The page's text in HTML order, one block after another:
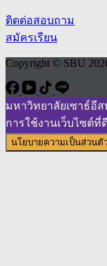
ติดต่อสอบถาม
สมัครเรียน
Copyright © SBU
มหาวิทยาลัยเซาธ์อี
การใช้งานเว็บไซต์
นโยบายความเป็นส่วนตั